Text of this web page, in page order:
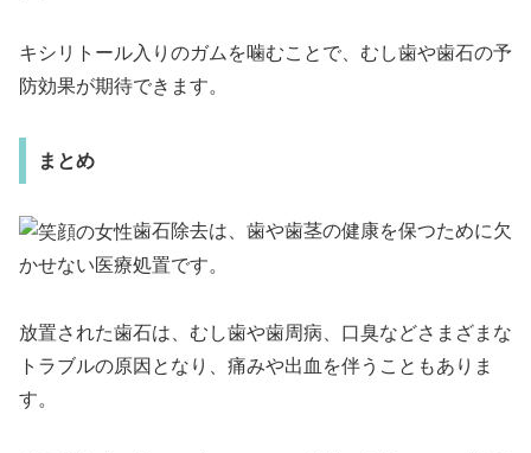
キシリトール入りのガムを噛むことで、むし歯や歯石の予
防効果が期待できます。
まとめ
歯石除去は、歯や歯茎の健康を保つために欠
かせない医療処置です。
放置された歯石は、むし歯や歯周病、口臭などさまざまな
トラブルの原因となり、痛みや出血を伴うこともありま
す。